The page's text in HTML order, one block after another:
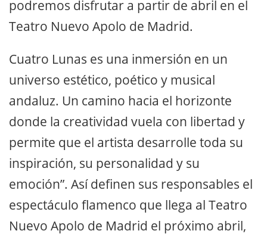
podremos disfrutar a partir de abril en el
Teatro Nuevo Apolo de Madrid.
Cuatro Lunas es una inmersión en un
universo estético, poético y musical
andaluz. Un camino hacia el horizonte
donde la creatividad vuela con libertad y
permite que el artista desarrolle toda su
inspiración, su personalidad y su
emoción”. Así definen sus responsables el
espectáculo flamenco que llega al Teatro
Nuevo Apolo de Madrid el próximo abril,